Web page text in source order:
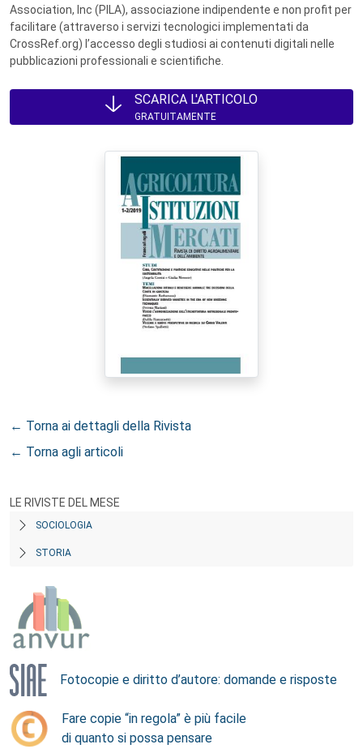
Association, Inc (PILA), associazione indipendente e non profit per
facilitare (attraverso i servizi tecnologici implementati da
CrossRef.org) l’accesso degli studiosi ai contenuti digitali nelle
pubblicazioni professionali e scientifiche.
SCARICA L'ARTICOLO
GRATUITAMENTE
← Torna ai dettagli della Rivista
← Torna agli articoli
LE RIVISTE DEL MESE
SOCIOLOGIA
STORIA
Fotocopie e diritto d’autore: domande e risposte
Fare copie “in regola” è più facile
di quanto si possa pensare